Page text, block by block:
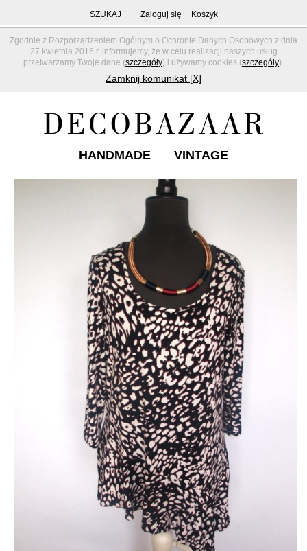
Zgodnie z Rozporządzeniem Ogólnym o Ochronie Danych Osobowych z dnia
27 kwietnia 2016 r. informujemy, że w celu realizacji naszych usług
przetwarzamy Twoje dane (szczegóły) i używamy cookies (szczegóły).
Zamknij komunikat [X]
SZUKAJ Zaloguj się Koszyk
HANDMADE VINTAGE